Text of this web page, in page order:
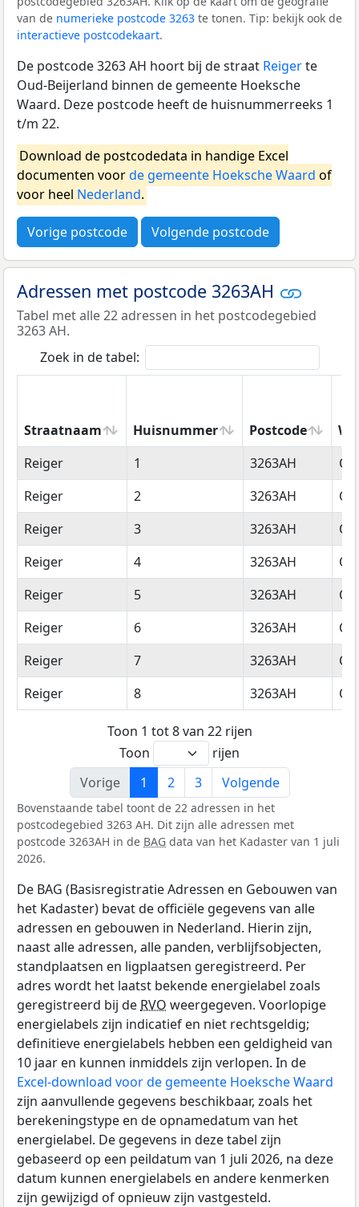
van de numerieke postcode 3263 te tonen. Tip: bekijk ook de
interactieve postcodekaart.
De postcode 3263 AH hoort bij de straat Reigerte
Oud-Beijerland binnen de gemeente Hoeksche
Waard. Deze postcode heeft de huisnummerreeks 1
t/m 22.
Download de postcodedata in handige Excel
documenten voorde gemeente Hoeksche Waard of
voor heel Nederland.
Vorige postcode Volgende postcode
Adressen met postcode 3263AH
Tabel met alle 22 adressen in het postcodegebied
3263 AH.
Zoek in de tabel:
Straatnaam Huisnummer Postcode
Straatnaam
Huisnummer Postcode
Reiger 1 3263AH
Reiger
2 3263AH
Reiger
3 3263AH
Reiger
4 3263AH
Reiger
5 3263AH
Reiger
6 3263AH
Reiger
7 3263AH
Reiger
8 3263AH
Toon 1 tot 8 van 22 rijen
Toon
rijen
Vorige
1 2 3 Volgende
Bovenstaande tabel toont de 22 adressen in het
postcodegebied 3263 AH. Dit zijn alle adressen met
postcode 3263AH in de BAG data van het Kadaster van 1 juli
2026.
De BAG (Basisregistratie Adressen en Gebouwen van
het Kadaster) bevat de officiële gegevens van alle
adressen en gebouwen in Nederland. Hierin zijn,
naast alle adressen, alle panden, verblijfsobjecten,
standplaatsen en ligplaatsen geregistreerd. Per
adres wordt het laatst bekende energielabel zoals
geregistreerd bij de RVO weergegeven. Voorlopige
energielabels zijn indicatief en niet rechtsgeldig;
definitieve energielabels hebben een geldigheid van
10 jaar en kunnen inmiddels zijn verlopen. In de
Excel-download voor de gemeente Hoeksche Waard
zijn aanvullende gegevens beschikbaar, zoals het
berekeningstype en de opnamedatum van het
energielabel. De gegevens in deze tabel zijn
gebaseerd op een peildatum van 1 juli 2026, na deze
datum kunnen energielabels en andere kenmerken
zijn gewijzigd of opnieuw zijn vastgesteld.